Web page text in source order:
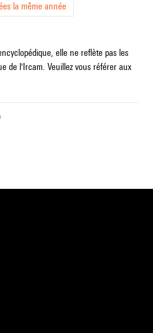
la même année
elle ne reflète pas les
de l'Ircam. Veuillez vous référer aux